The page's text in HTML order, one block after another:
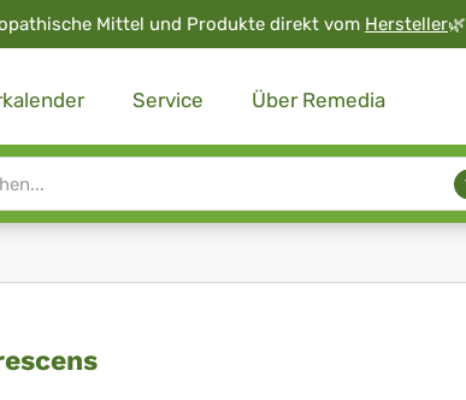
Mittel und Produkte direkt vom Hersteller🌿
Service Über Remedia